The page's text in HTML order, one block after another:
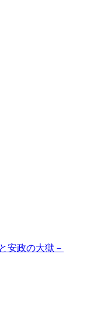
安政の大獄－